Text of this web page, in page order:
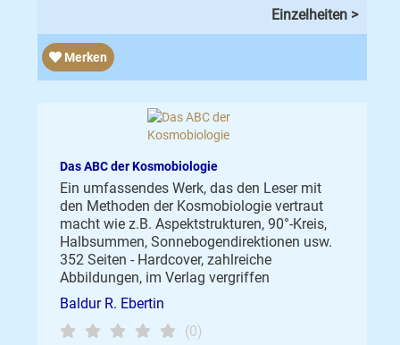
Einzelheiten >
Merken
Das ABC der Kosmobiologie
Ein umfassendes Werk, das den Leser mit
den Methoden der Kosmobiologie vertraut
macht wie z.B. Aspektstrukturen, 90°-Kreis,
Halbsummen, Sonnebogendirektionen usw.
352 Seiten - Hardcover, zahlreiche
Abbildungen, im Verlag vergriffen
Baldur R. Ebertin
(0)